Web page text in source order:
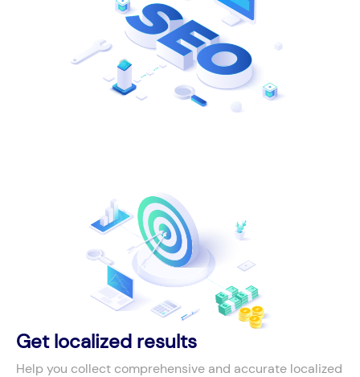
Get localized results
Help you collect comprehensive and accurate localized